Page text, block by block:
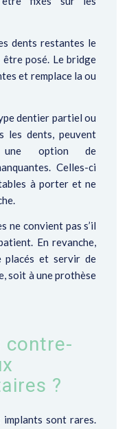
dents restantes le
posé. Le bridge
et remplace la ou
dentier partiel ou
les dents, peuvent
une option de
Celles-ci
à porter et ne
ne convient pas s’il
En revanche,
placés et servir de
soit à une prothèse
contre-
?
sont rares.